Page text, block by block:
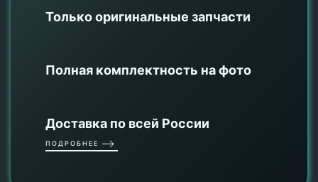
Только оригинальные запчасти
Полная комплектность на фото
Доставка по всей России
ПОДРОБНЕЕ